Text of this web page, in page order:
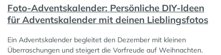
Foto-Adventskalender: Persönliche DIY-Ideen
für Adventskalender mit deinen Lieblingsfotos
Ein Adventskalender begleitet den Dezember mit kleinen
Überraschungen und steigert die Vorfreude auf Weihnachten.